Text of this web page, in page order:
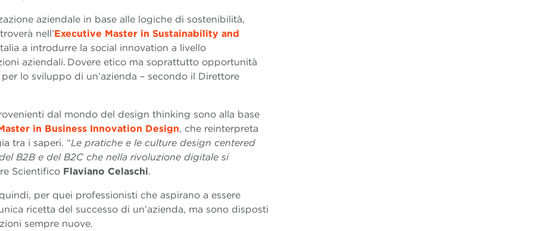
aziendale in base alle logiche di sostenibilità,
nell’Executive Master in Sustainability and
a introdurre la social innovation a livello
aziendali. Dovere etico ma soprattutto opportunità
lo sviluppo di un’azienda – secondo il Direttore
dal mondo del design thinking sono alla base
in Business Innovation Design, che reinterpreta
tra i saperi. “Le pratiche e le culture design centered
B2B e del B2C che nella rivoluzione digitale si
Scientifico Flaviano Celaschi.
per quei professionisti che aspirano a essere
ricetta del successo di un’azienda, ma sono disposti
sempre nuove.